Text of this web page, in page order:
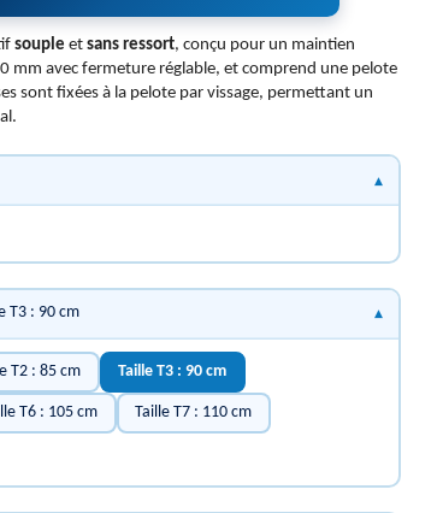
souple et sans ressort, conçu pour un maintien
mm avec fermeture réglable, et comprend une pelote
sont fixées à la pelote par vissage, permettant un
T3 : 90 cm
T2 : 85 cm Taille T3 : 90 cm
T6 : 105 cm Taille T7 : 110 cm